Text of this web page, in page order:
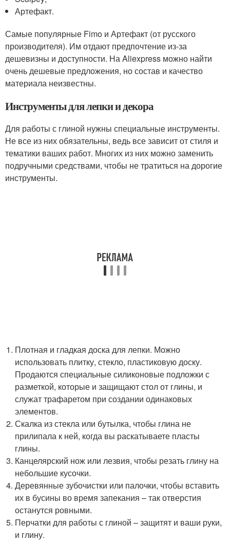
Артефакт.
Самые популярные Fimo и Артефакт (от русского
производителя). Им отдают предпочтение из-за
дешевизны и доступности. На Aliexpress можно найти
очень дешевые предложения, но состав и качество
материала неизвестны.
Инструменты для лепки и декора
Для работы с глиной нужны специальные инструменты.
Не все из них обязательны, ведь все зависит от стиля и
тематики ваших работ. Многих из них можно заменить
подручными средствами, чтобы не тратиться на дорогие
инструменты.
Плотная и гладкая доска для лепки. Можно
использовать плитку, стекло, пластиковую доску.
Продаются специальные силиконовые подложки с
разметкой, которые и защищают стол от глины, и
служат трафаретом при создании одинаковых
элементов.
Скалка из стекла или бутылка, чтобы глина не
прилипала к ней, когда вы раскатываете пласты
глины.
Канцелярский нож или лезвия, чтобы резать глину на
небольшие кусочки.
Деревянные зубочистки или палочки, чтобы вставить
их в бусины во время запекания – так отверстия
останутся ровными.
Перчатки для работы с глиной – защитят и ваши руки,
и глину.